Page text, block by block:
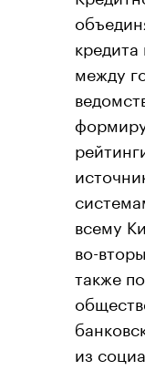
между
всему
во-
также
из